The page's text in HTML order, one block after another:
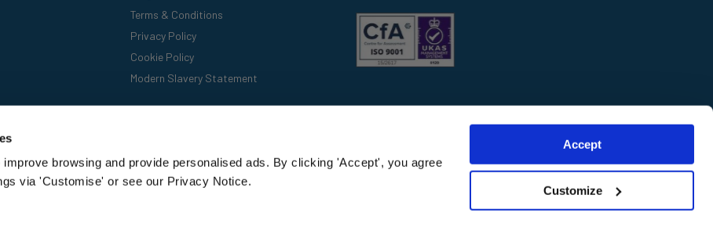
browsing and provide personalised ads. By clicking 'Accept', you agree
via 'Customise' or see our Privacy Notice.
Accept
Customize
Terms & Conditions
Privacy Policy
Cookie Policy
Modern Slavery Statement